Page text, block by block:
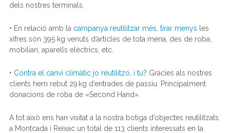
dels nostres terminals.
• En relació amb la campanya reutilitzar més, tirar menys les
xifres són 395 kg venuts d’articles de tota mena, des de roba,
mobiliari, aparells elèctrics, etc.
• Contra el canvi climàtic jo reutilitzo, i tu? Gràcies als nostres
clients hem rebut 29 kg d’entrades de passiu. Principalment
donacions de roba de «Second Hand».
A tot això ens han visitat a la nostra botiga d’objectes reutilitzats
a Montcada i Reixac un total de 113 clients interessats en la